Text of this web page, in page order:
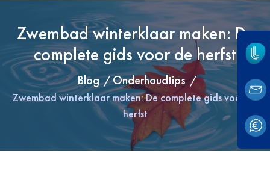
Zwembad winterklaar maken: De
complete gids voor de herfst
Blog Onderhoudtips
Zwembad winterklaar maken: De complete gids voor de
herfst